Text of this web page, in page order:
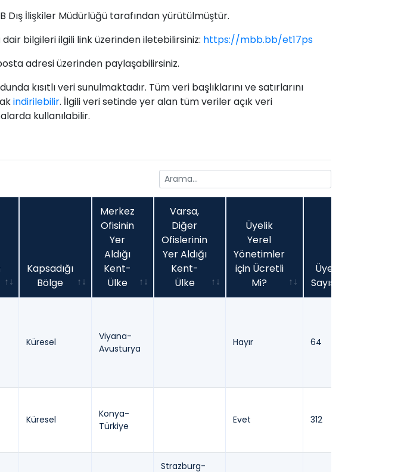
Dış İlişkiler Müdürlüğü tarafından yürütülmüştür.
bilgileri ilgili link üzerinden iletebilirsiniz: https://mbb.bb/et17ps
adresi üzerinden paylaşabilirsiniz.
kısıtlı veri sunulmaktadır. Tüm veri başlıklarını ve satırlarını
indirilebilir. İlgili veri setinde yer alan tüm veriler açık veri
kullanılabilir.
Kapsadığı
Bölge
Merkez
Ofisinin
Yer
Aldığı
Kent-
Ülke
Varsa,
Diğer
Ofislerinin
Yer Aldığı
Kent-
Ülke
Üyelik
Yerel
Yönetimler
için Ücretli
Mi?
Üye
Sayısı
Yer
Aldığı
için Ücretli
Küresel
Viyana-
Avusturya
Hayır 64
Küresel
Konya-
Türkiye
Evet 312
Strazburg-